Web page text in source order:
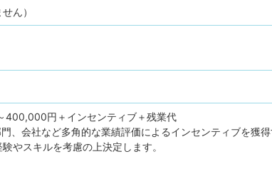
ん）
400,000円＋インセンティブ＋残業代
、会社など多角的な業績評価によるインセンティブを獲
やスキルを考慮の上決定します。